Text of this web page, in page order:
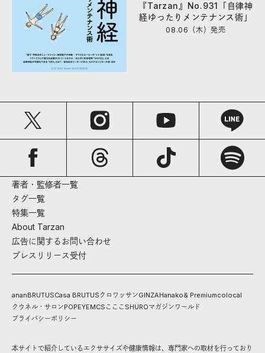
『Tarzan』No.931「自律神
経ゆったりメンテナンス術」
08.06（木）発売
著者・監修者一覧
タグ一覧
特集一覧
About Tarzan
広告に関するお問い合わせ
プレスリリース受付
ananBRUTUSCasa BRUTUS クロワッサンGINZAHanako& Premiumcolocal
クウネル・サロンPOPEYEMCS こここ SHUROマガジンワールド
プライバシーポリシー
本サイトで紹介しているエクササイズや健康情報は、専門家への取材を行っており